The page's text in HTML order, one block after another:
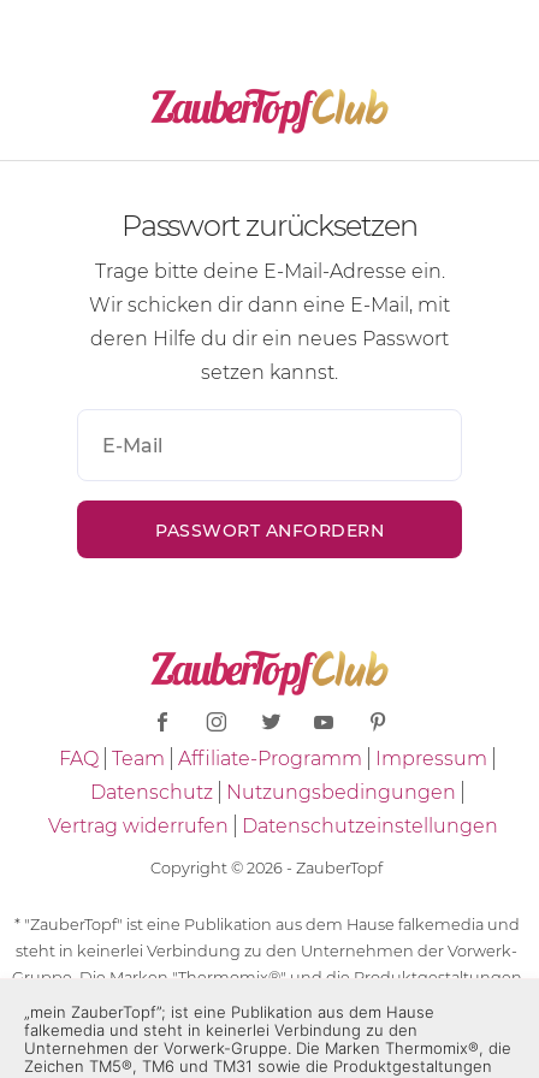
Passwort zurücksetzen
Trage bitte deine E-Mail-Adresse ein.
Wir schicken dir dann eine E-Mail , mit
deren Hilfe du dir ein neues Passwort
setzen kannst.
FAQ Team Affiliate-Programm
Impressum
Datenschutz
Nutzungsbedingungen
Vertrag widerrufen
Datenschutzeinstellungen
Copyright © 2026 - ZauberTopf
* "ZauberTopf" ist eine Publikation aus dem Hause falkemedia und
steht in keinerlei Verbindung zu den Unternehmen der Vorwerk-
Gruppe. Die Marken "Thermomix®" und die Produktgestaltungen
des "Thermomix®" sind eingetragene Marken der Unternehmen
der Vorwerk-Gruppe. Die Marken Thermomix®, die Zeichen TM5®,
TM6 und TM31 sowie die Produktgestaltungen des Thermomix®
„mein ZauberTopf”; ist eine Publikation aus dem Hause
falkemedia und steht in keinerlei Verbindung zu den
Unternehmen der Vorwerk-Gruppe. Die Marken Thermomix®, die
Zeichen TM5®, TM6 und TM31 sowie die Produktgestaltungen